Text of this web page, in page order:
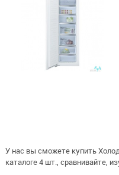
У нас вы сможете купить
каталоге 4 шт., сравнивайте,